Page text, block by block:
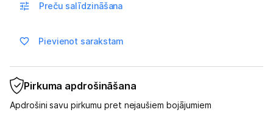
Sports un atpūta
Ražotāju atjaunota tehnika
Vēlmju saraksts
Preču salīdzināšana
Pievienot sarakstam
Pirkuma apdrošināšana
Apdrošini savu pirkumu pret nejaušiem bojājumiem